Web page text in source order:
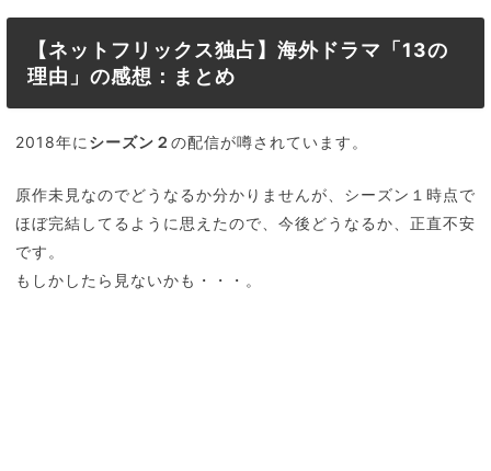
【ネットフリックス独占】海外ドラマ「13の
理由」の感想：まとめ
2018年に シーズン２ の配信が噂されています。
原作未見なのでどうなるか分かりませんが、シーズン１時点で
ほぼ完結してるように思えたので、今後どうなるか、正直不安
です。
もしかしたら見ないかも・・・。